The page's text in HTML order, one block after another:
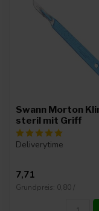
Swann Morton
steril mit Griff
Deliverytime
7,71
Grundpreis: 0,80 /